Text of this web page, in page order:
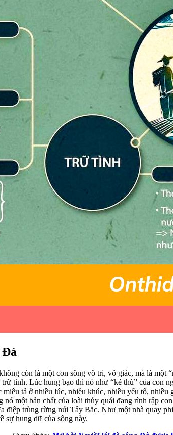
Đà
còn là một con sông vô tri, vô giác, mà là một
tình. Lúc hung bạo thì nó như “kẻ thù” của
tả ở nhiều lúc, nhiều khúc, nhiều yếu tố,
một bản chất của loài thủy quái đang rình rập
điệp trùng rừng núi Tây Bắc. Như một nhà quay
sự hung dữ của sông này.